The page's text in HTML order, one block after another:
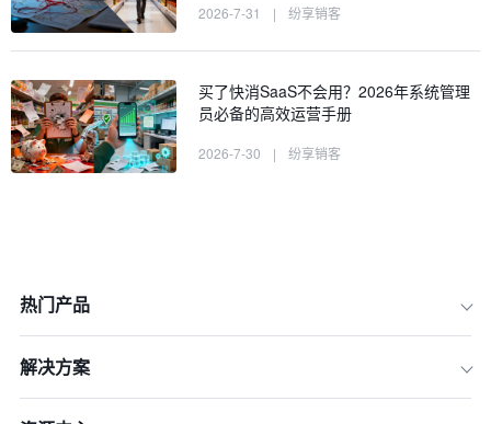
2026-7-31 | 纷享销客
买了快消SaaS不会用？2026年系统管理
员必备的高效运营手册
2026-7-30 | 纷享销客
热门产品
解决方案